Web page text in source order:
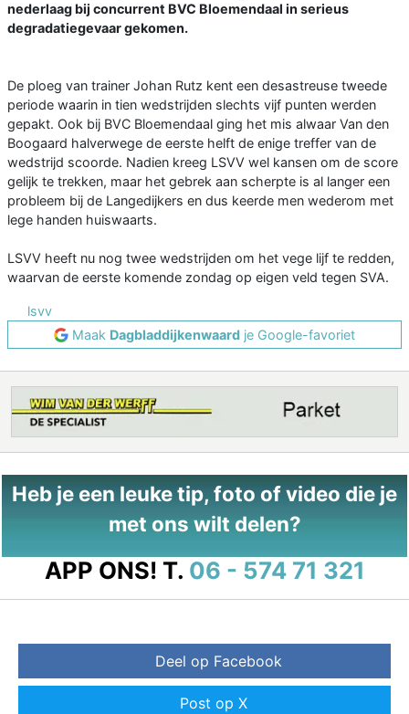
nederlaag bij concurrent BVC Bloemendaal in serieus
degradatiegevaar gekomen.
De ploeg van trainer Johan Rutz kent een desastreuse tweede
periode waarin in tien wedstrijden slechts vijf punten werden
gepakt. Ook bij BVC Bloemendaal ging het mis alwaar Van den
Boogaard halverwege de eerste helft de enige treffer van de
wedstrijd scoorde. Nadien kreeg LSVV wel kansen om de score
gelijk te trekken, maar het gebrek aan scherpte is al langer een
probleem bij de Langedijkers en dus keerde men wederom met
lege handen huiswaarts.
LSVV heeft nu nog twee wedstrijden om het vege lijf te redden,
waarvan de eerste komende zondag op eigen veld tegen SVA.
lsvv
Maak Dagbladdijkenwaard je Google-favoriet
Heb je een leuke tip, foto of video die je
met ons wilt delen?
APP ONS! T. 06 - 574 71 321
Deel op Facebook
Post op X